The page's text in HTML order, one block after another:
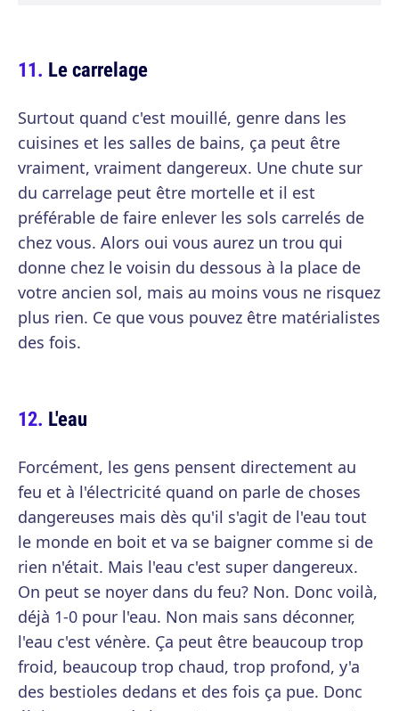
Le carrelage
Surtout quand c'est mouillé, genre dans les
cuisines et les salles de bains, ça peut être
vraiment, vraiment dangereux. Une chute sur
du carrelage peut être mortelle et il est
préférable de faire enlever les sols carrelés de
chez vous. Alors oui vous aurez un trou qui
donne chez le voisin du dessous à la place de
votre ancien sol, mais au moins vous ne risquez
plus rien. Ce que vous pouvez être matérialistes
des fois.
L'eau
Forcément, les gens pensent directement au
feu et à l'électricité quand on parle de choses
dangereuses mais dès qu'il s'agit de l'eau tout
le monde en boit et va se baigner comme si de
rien n'était. Mais l'eau c'est super dangereux.
On peut se noyer dans du feu? Non. Donc voilà,
déjà 1-0 pour l'eau. Non mais sans déconner,
l'eau c'est vénère. Ça peut être beaucoup trop
froid, beaucoup trop chaud, trop profond, y'a
des bestioles dedans et des fois ça pue. Donc